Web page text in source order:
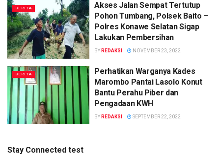
BERITA
Akses Jalan Sempat Tertutup
Pohon Tumbang, Polsek Baito –
Polres Konawe Selatan Sigap
Lakukan Pembersihan
BY REDAKSI NOVEMBER 23, 2022
BERITA
Perhatikan Warganya Kades
Marombo Pantai Lasolo Konut
Bantu Perahu Piber dan
Pengadaan KWH
BY REDAKSI SEPTEMBER 22, 2022
Stay Connected test